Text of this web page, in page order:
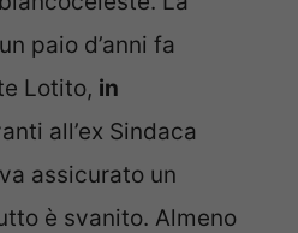
paio d’anni fa
Lotito, in
all’ex Sindaca
assicurato un
è svanito. Almeno